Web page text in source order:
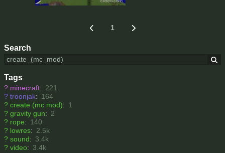
Search
Tags
? minecraft: 221
? troonjak: 164
? create (mc mod): 1
? gravity gun: 2
? rope: 140
? lowres: 2.5k
? sound: 3.4k
? video: 3.4k
1